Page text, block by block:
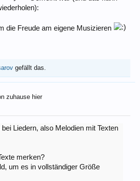
die Freude am eigene Musizieren
gefällt das.
zuhause hier
Liedern, also Melodien mit Texten
merken?
um es in vollständiger Größe